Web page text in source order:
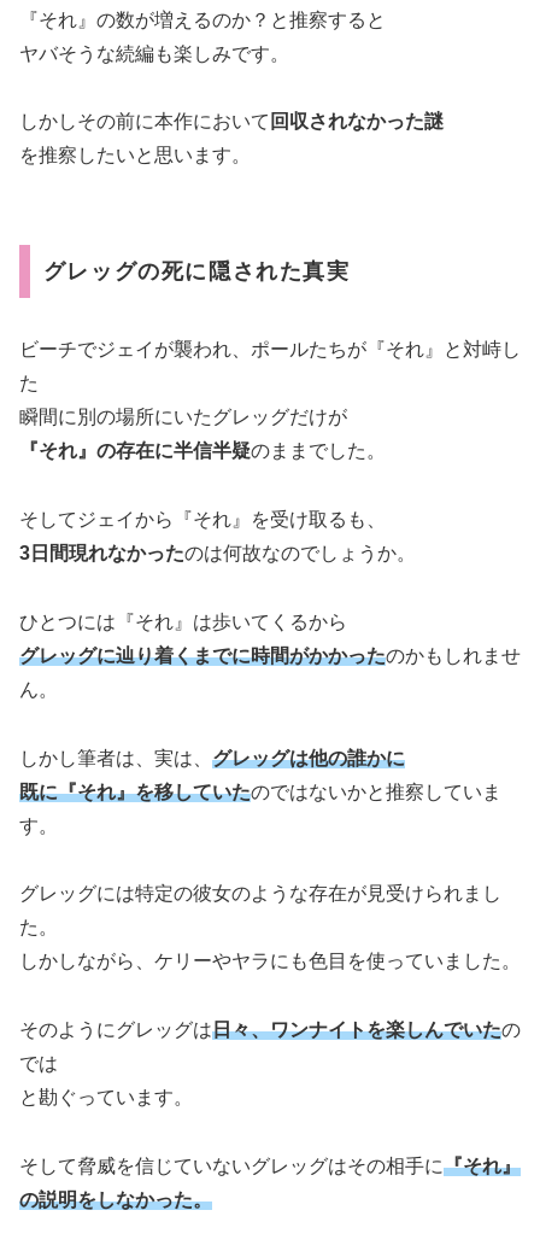
『それ』の数が増えるのか？と推察すると
ヤバそうな続編も楽しみです。
しかしその前に本作において 回収されなかった謎
を推察したいと思います。
グレッグの死に隠された真実
ビーチでジェイが襲われ、ポールたちが『それ』と対峙し
た
瞬間に別の場所にいたグレッグだけが
『それ』の存在に半信半疑のままでした。
そしてジェイから『それ』を受け取るも、
3日間現れなかったのは何故なのでしょうか。
ひとつには『それ』は歩いてくるから
グレッグに辿り着くまでに時間がかかったのかもしれませ
ん。
しかし筆者は、実は、 グレッグは他の誰かに
既に『それ』を移していたのではないかと推察していま
す。
グレッグには特定の彼女のような存在が見受けられまし
た。
しかしながら、ケリーやヤラにも色目を使っていました。
そのようにグレッグは日々、ワンナイトを楽しんでいたの
では
と勘ぐっています。
そして脅威を信じていないグレッグはその相手に『それ』
の説明をしなかった。